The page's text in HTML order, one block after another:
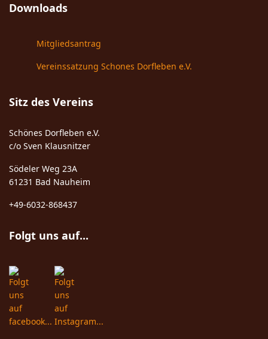
Downloads
Mitgliedsantrag
Vereinssatzung Schones Dorfleben e.V.
Sitz des Vereins
Schönes Dorfleben e.V.
c/o Sven Klausnitzer
Södeler Weg 23A
61231 Bad Nauheim
+49-6032-868437
Folgt uns auf...